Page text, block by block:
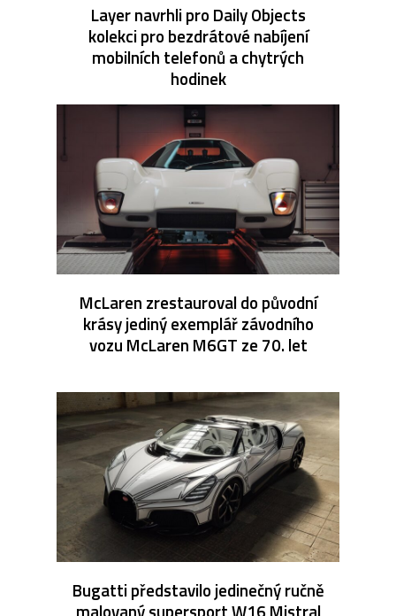
Layer navrhli pro Daily Objects
kolekci pro bezdrátové nabíjení
mobilních telefonů a chytrých
hodinek
McLaren zrestauroval do původní
krásy jediný exemplář závodního
vozu McLaren M6GT ze 70. let
Bugatti představilo jedinečný ručně